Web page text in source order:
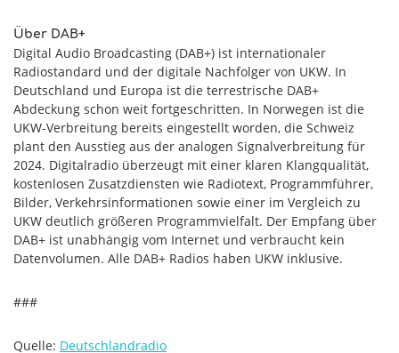
Über DAB+
Digital Audio Broadcasting (DAB+) ist internationaler
Radiostandard und der digitale Nachfolger von UKW. In
Deutschland und Europa ist die terrestrische DAB+
Abdeckung schon weit fortgeschritten. In Norwegen ist die
UKW-Verbreitung bereits eingestellt worden, die Schweiz
plant den Ausstieg aus der analogen Signalverbreitung für
2024. Digitalradio überzeugt mit einer klaren Klangqualität,
kostenlosen Zusatzdiensten wie Radiotext, Programmführer,
Bilder, Verkehrsinformationen sowie einer im Vergleich zu
UKW deutlich größeren Programmvielfalt. Der Empfang über
DAB+ ist unabhängig vom Internet und verbraucht kein
Datenvolumen. Alle DAB+ Radios haben UKW inklusive.
###
Quelle: Deutschlandradio